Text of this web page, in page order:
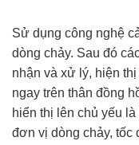
Sử dụng công nghệ
dòng chảy. Sau đó
nhận và xử lý, hiện
ngay trên thân đồng
hiển thị lên chủ yếu
đơn vị dòng chảy, tốc